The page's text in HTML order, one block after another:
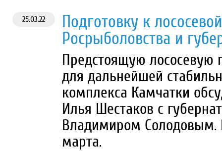
25.03.22
Подготовку к
Росрыболовства и
Предстоящую лососевую
для дальнейшей
комплекса Камчатки
Илья Шестаков с
Владимиром Солодовым.
марта.